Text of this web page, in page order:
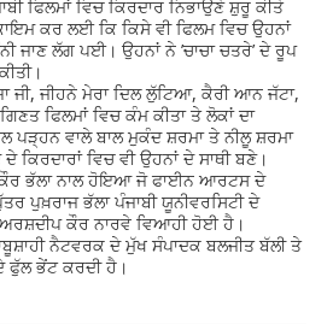
ਫਿਲਮਾਂ ਵਿਚ ਕਿਰਦਾਰ ਨਿਭਾਉਣੇ ਸ਼ੁਰੂ ਕੀਤੇ
ਕਰ ਲਈ ਕਿ ਕਿਸੇ ਵੀ ਫਿਲਮ ਵਿਚ ਉਹਨਾਂ
ਜਾਣ ਲੱਗ ਪਈ। ਉਹਨਾਂ ਨੇ ’ਚਾਚਾ ਚਤਰੇ’ ਦੇ ਰੂਪ
ਜੀ, ਜੀਹਨੇ ਮੇਰਾ ਦਿਲ ਲੁੱਟਿਆ, ਕੈਰੀ ਆਨ ਜੱਟਾ,
ਫਿਲਮਾਂ ਵਿਚ ਕੰਮ ਕੀਤਾ ਤੇ ਲੋਕਾਂ ਦਾ
ਪੜ੍ਹਨ ਵਾਲੇ ਬਾਲ ਮੁਕੰਦ ਸ਼ਰਮਾ ਤੇ ਨੀਲੂ ਸ਼ਰਮਾ
ਕਿਰਦਾਰਾਂ ਵਿਚ ਵੀ ਉਹਨਾਂ ਦੇ ਸਾਥੀ ਬਣੇ।
ਕੌਰ ਭੱਲਾ ਨਾਲ ਹੋਇਆ ਜੋ ਫਾਈਨ ਆਰਟਸ ਦੇ
ਪੁਖ਼ਰਾਜ ਭੱਲਾ ਪੰਜਾਬੀ ਯੂਨੀਵਰਸਿਟੀ ਦੇ
ਕੌਰ ਨਾਰਵੇ ਵਿਆਹੀ ਹੋਈ ਹੈ।
ਨੈਟਵਰਕ ਦੇ ਮੁੱਖ ਸੰਪਾਦਕ ਬਲਜੀਤ ਬੱਲੀ ਤੇ
ਫੁੱਲ ਭੇਂਟ ਕਰਦੀ ਹੈ।